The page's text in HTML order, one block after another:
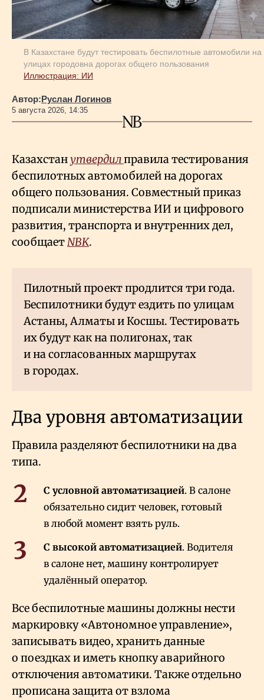
В Казахстане будут тестировать беспилотные автомобили на
улицах городовна дорогах общего пользования
Иллюстрация: ИИ
Автор:Руслан Логинов
5 августа 2026, 14:35
Казахстанутвердилправила тестирования
беспилотных автомобилей на дорогах
общего пользования. Совместный приказ
подписали министерства ИИ и цифрового
развития, транспорта и внутренних дел,
сообщаетNBK.
Пилотный проект продлится три года.
Беспилотники будут ездить по улицам
Астаны, Алматы и Косшы. Тестировать
их будут как на полигонах, так
и на согласованных маршрутах
в городах.
Два уровня автоматизации
Правила разделяют беспилотники на два
типа.
С условной автоматизацией. В салоне
обязательно сидит человек, готовый
в любой момент взять руль.
С высокой автоматизацией. Водителя
в салоне нет, машину контролирует
удалённый оператор.
Все беспилотные машины должны нести
маркировку «Автономное управление»,
записывать видео, хранить данные
о поездках и иметь кнопку аварийного
отключения автоматики. Также отдельно
прописана защита от взлома